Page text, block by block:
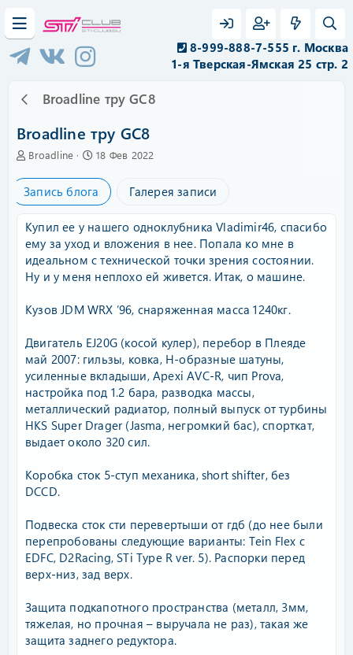
8-999-888-7-555 г. Москва
1-я Тверская-Ямская 25 стр. 2
Broadline тру GC8
Broadline тру GC8
А
т
о
Broadline
C
e
a
e
d
t
e
18 Фев 2022
Запись блога Галерея записи
Купил ее у нашего одноклубника Vladimir46, спасибо
ему за уход и вложения в нее. Попала ко мне в
идеальном с технической точки зрения состоянии.
Ну и у меня неплохо ей живется. Итак, о машине.
Кузов JDM WRX ’96, снаряженная масса 1240кг.
Двигатель EJ20G (косой кулер), перебор в Плеяде
май 2007: гильзы, ковка, H-образные шатуны,
усиленные вкладыши, Apexi AVC-R, чип Prova,
настройка под 1.2 бара, разводка массы,
металлический радиатор, полный выпуск от турбины
HKS Super Drager (Jasma, негромкий бас), спорткат,
выдает около 320 сил.
Коробка сток 5-ступ механика, short shifter, без
DCCD.
Подвеска сток сти перевертыши от гдб (до нее были
перепробованы следующие варианты: Tein Flex с
EDFC, D2Racing, STi Type R ver. 5). Распорки перед
верх-низ, зад верх.
Защита подкапотного пространства (металл, 3мм,
тяжелая, но прочная – выручала не раз), такая же
защита заднего редуктора.